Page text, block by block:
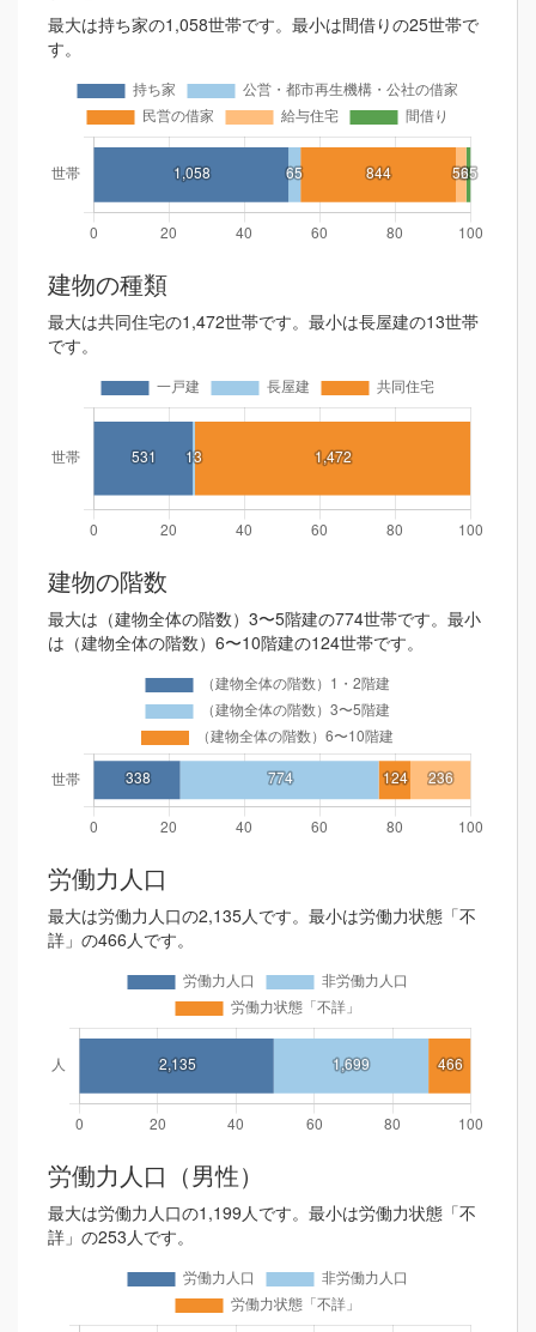
最大は持ち家の1,058世帯です。最小は間借りの25世帯で
す。
建物の種類
最大は共同住宅の1,472世帯です。最小は長屋建の13世帯
です。
建物の階数
最大は（建物全体の階数）3〜5階建の774世帯です。最小
は（建物全体の階数）6〜10階建の124世帯です。
労働力人口
最大は労働力人口の2,135人です。最小は労働力状態「不
詳」の466人です。
労働力人口（男性）
最大は労働力人口の1,199人です。最小は労働力状態「不
詳」の253人です。